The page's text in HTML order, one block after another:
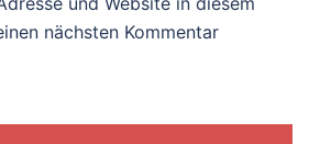
nächsten Kommentar